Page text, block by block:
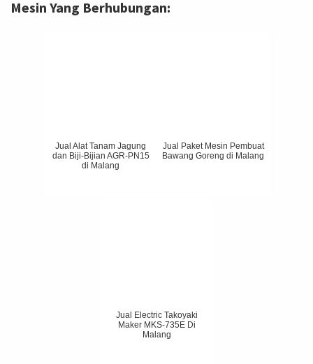
Mesin Yang Berhubungan:
Jual Alat Tanam Jagung
dan Biji-Bijian AGR-PN15
di Malang
Jual Paket Mesin Pembuat
Bawang Goreng di Malang
Jual Electric Takoyaki
Maker MKS-735E Di
Malang